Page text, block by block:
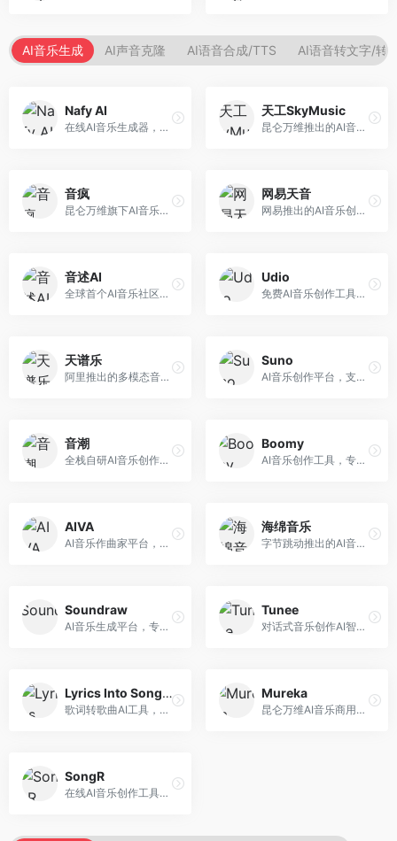
AI音乐生成 AI声音克隆 AI语音合成/TTS AI语音转文字/转
Nafy AI
在线AI音乐生成器，专注于快速音乐创作。面向内容创作者，支持多种风格音乐生成，操作简便，生成速度快，适合快速配乐需求。
天工SkyMusic
昆仑万维推出的AI音乐创作平台，基于天工大模型。面向音乐创作者，支持歌词生成、旋律创作、音乐编曲等服务，中文音乐创作能力强。
音疯
昆仑万维旗下AI音乐创作平台，专注于音乐内容生成。面向音乐爱好者和内容创作者，提供多种风格音乐生成，操作简便，创作速度快。
网易天音
网易推出的AI音乐创作工具，支持作词、作曲与编曲。面向音乐爱好者和独立音乐人，提供歌词生成、旋律创作、编曲制作等服务，与网易云音乐生态深度整合。
音述AI
全球首个AI音乐社区平台，整合创作与分享功能。面向音乐创作者和爱好者，提供音乐创作、作品分享、社区交流等服务，社区氛围活跃。
Udio
免费AI音乐创作工具，专注于高质量音乐生成。面向音乐创作者和内容制作者，支持多种音乐风格生成，音质专业，创作自由度高，适合专业音乐制作场景。
天谱乐
阿里推出的多模态音乐生成平台，整合音频与文本理解能力。面向内容创作者，支持歌词生成、旋律创作、音乐编辑等服务，与阿里生态深度整合。
Suno
AI音乐创作平台，支持通过文字描述生成完整歌曲，包含歌词、旋律和人声。面向音乐爱好者、内容创作者和独立音乐人，操作门槛低，创作速度快，支持多种音乐风格，为音乐创作带来全新可能。
音潮
全栈自研AI音乐创作平台，支持从创作到发布的完整流程。面向独立音乐人和音乐工作室，提供作词作曲、编曲混音、音乐发布等服务，创作工具专业。
Boomy
AI音乐创作工具，专注于快速音乐生成与发布。面向音乐爱好者和业余创作者，支持一键生成原创音乐，可直接发布到音乐平台，创作门槛低。
AIVA
AI音乐作曲家平台，专注于古典和影视配乐创作。面向影视制作人和游戏开发者，提供原创音乐生成、配乐定制等服务，音乐风格专业，适合影视游戏配乐。
海绵音乐
字节跳动推出的AI音乐创作平台，支持多风格音乐生成。面向内容创作者和音乐爱好者，提供歌词创作、旋律生成、编曲制作等服务，创作效率高，适合短视频配乐。
Soundraw
AI音乐生成平台，专注于免版税音乐创作。面向视频创作者和内容制作者，提供背景音乐生成、音乐定制等服务，音乐版权清晰，适合视频配乐场景。
Tunee
对话式音乐创作AI智能体，支持自然语言交互创作。面向音乐爱好者，通过对话方式完成音乐创作，交互体验友好，创作过程直观。
Lyrics Into Song AI
歌词转歌曲AI工具，支持将歌词转化为完整歌曲。面向歌词创作者和音乐爱好者，提供歌词谱曲、编曲制作等服务，歌词音乐化效率高。
Mureka
昆仑万维AI音乐商用创作平台，专注于商业音乐授权。面向企业和商业用户，提供版权音乐生成、商用授权等服务，音乐版权清晰，商业应用安全。
SongR
在线AI音乐创作工具，支持歌词与旋律一体化生成。面向内容创作者和音乐爱好者，提供歌词创作、旋律生成、音乐制作等服务，操作简便，创作速度快。